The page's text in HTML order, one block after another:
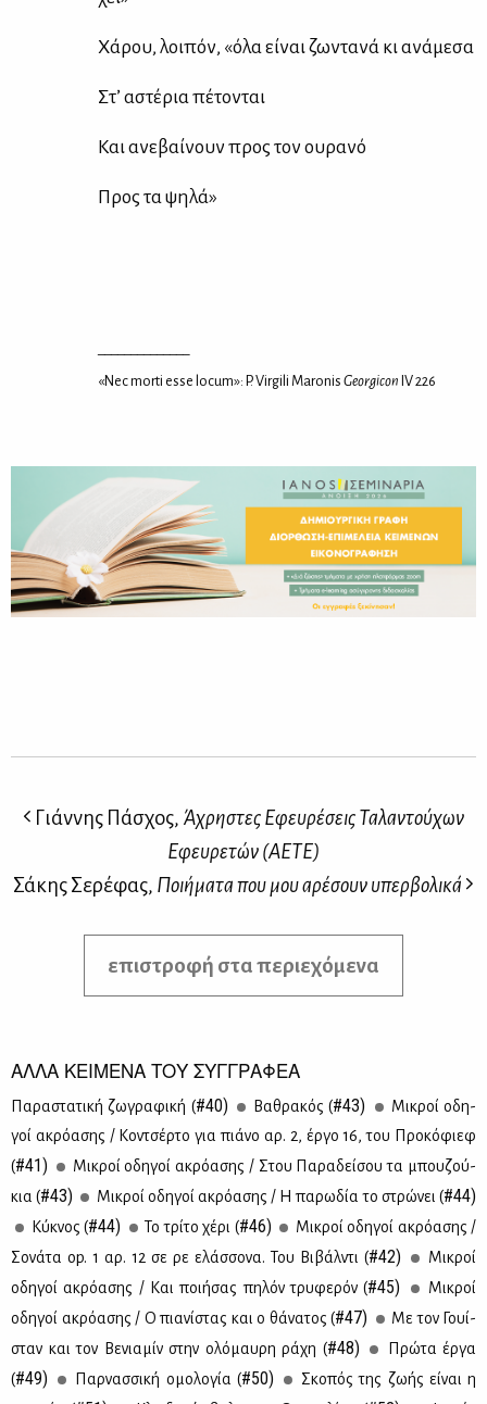
Χά­ρου, λοι­πόν, «όλα εί­ναι ζω­ντα­νά κι ανά­με­σα
Στ’ αστέ­ρια πέ­το­νται
Και ανε­βαί­νουν προς τον ου­ρα­νό
Προς τα ψη­λά»
«Nec morti esse locum»: P. Virgili Maronis Georgicon IV 226
Γιάννης Πάσχος, Άχρηστες Εφευρέσεις Ταλαντούχων
Εφευρετών (ΑΕΤΕ)
Σάκης Σερέφας, Ποιήματα που μου αρέσουν υπερβολικά
επιστροφή στα περιεχόμενα
ΑΛΛΑ ΚΕΙΜΕΝΑ ΤΟΥ ΣΥΓΓΡΑΦΕΑ
Πα­ρα­στα­τι­κή ζω­γρα­φι­κή (#40) Βα­θρα­κός (#43)
Μι­κροί οδη­
γοί ακρό­α­σης / Κον­τσέρ­το για πιά­νο αρ. 2, έρ­γο 16, του Προ­κό­φιεφ
(#41)
Μι­κροί οδη­γοί ακρό­α­σης / Στου Πα­ρα­δεί­σου τα μπου­ζού­
κια (#43) Μι­κροί οδη­γοί ακρό­α­σης / Η πα­ρω­δία το στρώ­νει (#44)
Κύ­κνος (#44) Το τρί­το χέ­ρι (#46)
Μι­κροί οδη­γοί ακρό­α­σης /
Σο­νά­τα op. 1 αρ. 12 σε ρε ελάσ­σο­να. Του Βι­βάλ­ντι (#42)
Μι­κροί
οδη­γοί ακρό­α­σης / Και ποι­ή­σας πη­λόν τρυ­φε­ρόν (#45)
Μι­κροί
οδη­γοί ακρό­α­σης / Ο πια­νί­στας και ο θά­να­τος (#47)
Με τον Γουί­
σταν και τον Βε­νια­μίν στην ολό­μαυ­ρη ρά­χη (#48)
Πρώ­τα έρ­γα
(#49) Παρ­νασ­σι­κή ομο­λο­γία (#50)
Σκο­πός της ζω­ής εί­ναι η